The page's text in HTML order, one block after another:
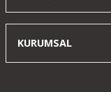
KURUMSAL